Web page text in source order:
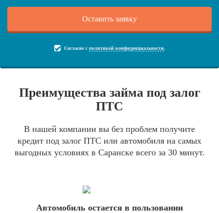
Согласие с политикой конфиденциальности.
Преимущества займа под залог
ПТС
В нашей компании вы без проблем получите
кредит под залог ПТС или автомобиля на самых
выгодных условиях в Саранске всего за 30 минут.
Автомобиль остается в пользовании